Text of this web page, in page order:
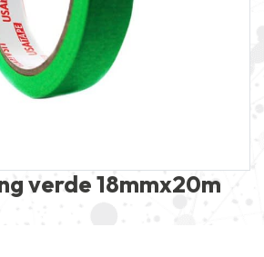
verde 18mmx20m